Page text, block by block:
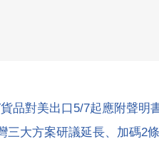
品對美出口5/7起應附聲明
三大方案研議延長、加碼2